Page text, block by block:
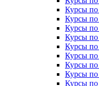
Курсы
Курсы по
Курсы по
Курсы по
Курсы по
Курсы по
Курсы по
Курсы по
Курсы по